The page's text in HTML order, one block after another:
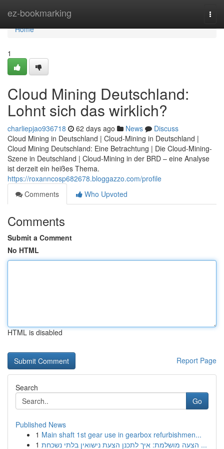
ez-bookmarking
Home
Home
1
Cloud Mining Deutschland:
Lohnt sich das wirklich?
charliepjao936718 62 days ago News
Discuss
Cloud Mining in Deutschland | Cloud-Mining in Deutschland |
Cloud Mining Deutschland: Eine Betrachtung | Die Cloud-Mining-
Szene in Deutschland | Cloud-Mining in der BRD – eine Analyse
ist derzeit ein heißes Thema.
https://roxanncosp682678.bloggazzo.com/profile
Comments
Who Upvoted
Comments
Submit a Comment
No HTML
HTML is disabled
Report Page
Search
Go
Published News
1 Main shaft 1st gear use in gearbox refurbishmen...
1
הצעה מושלמת: איך לתכנן הצעת נישואין בלתי נשכחת ...